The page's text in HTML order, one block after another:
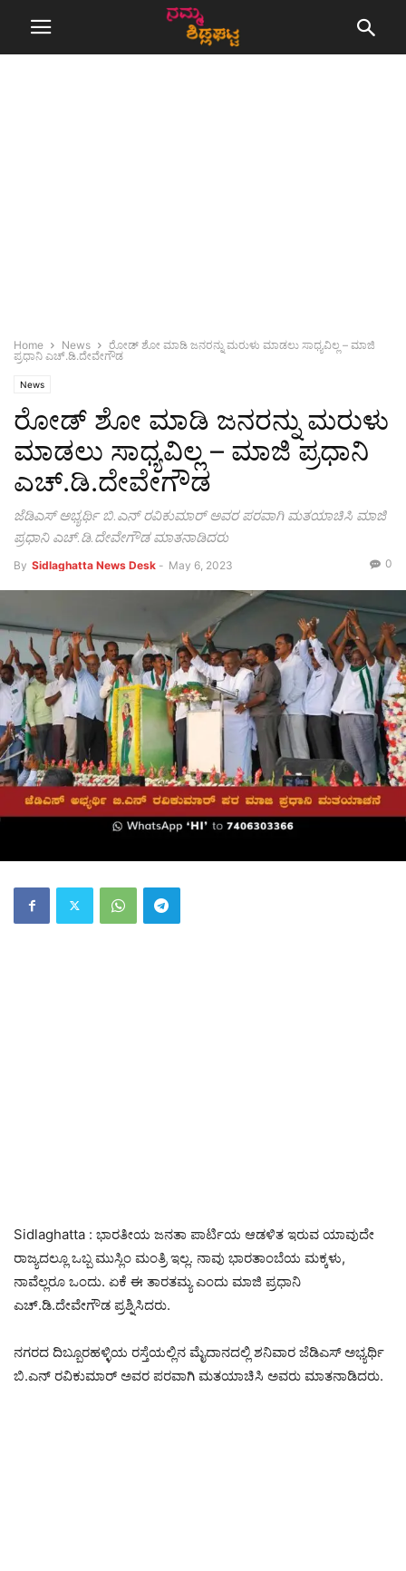
Home News
ರೋಡ್ ಶೋ ಮಾಡಿ ಜನರನ್ನು ಮರುಳು ಮಾಡಲು ಸಾಧ್ಯವಿಲ್ಲ – ಮಾಜಿ
ಪ್ರಧಾನಿ ಎಚ್.ಡಿ.ದೇವೇಗೌಡ
News
ರೋಡ್ ಶೋ ಮಾಡಿ ಜನರನ್ನು ಮರುಳು
ಮಾಡಲು ಸಾಧ್ಯವಿಲ್ಲ – ಮಾಜಿ ಪ್ರಧಾನಿ
ಎಚ್.ಡಿ.ದೇವೇಗೌಡ
ಜೆಡಿಎಸ್ ಅಭ್ಯರ್ಥಿ ಬಿ.ಎನ್ ರವಿಕುಮಾರ್ ಅವರ ಪರವಾಗಿ ಮತಯಾಚಿಸಿ ಮಾಜಿ
ಪ್ರಧಾನಿ ಎಚ್.ಡಿ.ದೇವೇಗೌಡ ಮಾತನಾಡಿದರು
By Sidlaghatta News Desk - May 6, 2023 0
Sidlaghatta : ಭಾರತೀಯ ಜನತಾ ಪಾರ್ಟಿಯ ಆಡಳಿತ ಇರುವ ಯಾವುದೇ
ರಾಜ್ಯದಲ್ಲೂ ಒಬ್ಬ ಮುಸ್ಲಿಂ ಮಂತ್ರಿ ಇಲ್ಲ. ನಾವು ಭಾರತಾಂಬೆಯ ಮಕ್ಕಳು,
ನಾವೆಲ್ಲರೂ ಒಂದು. ಏಕೆ ಈ ತಾರತಮ್ಯ ಎಂದು ಮಾಜಿ ಪ್ರಧಾನಿ
ಎಚ್.ಡಿ.ದೇವೇಗೌಡ ಪ್ರಶ್ನಿಸಿದರು.
ನಗರದ ದಿಬ್ಬೂರಹಳ್ಳಿಯ ರಸ್ತೆಯಲ್ಲಿನ ಮೈದಾನದಲ್ಲಿ ಶನಿವಾರ ಜೆಡಿಎಸ್ ಅಭ್ಯರ್ಥಿ
ಬಿ.ಎನ್ ರವಿಕುಮಾರ್ ಅವರ ಪರವಾಗಿ ಮತಯಾಚಿಸಿ ಅವರು ಮಾತನಾಡಿದರು.